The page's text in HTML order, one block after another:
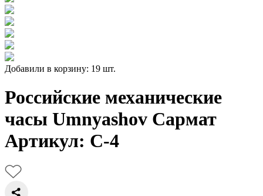
Добавили в корзину: 19 шт.
Российские механические
часы Umnyashov Сармат
Артикул: С-4